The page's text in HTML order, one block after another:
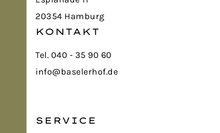
20354 Hamburg
KONTAKT
Tel. 040 - 35 90 60
info@baselerhof.de
SERVICE